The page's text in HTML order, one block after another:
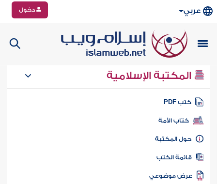
عربي دخول
المكتبة الإسلامية
كتب PDF
كتاب الأمة
المكتبة
الكتب